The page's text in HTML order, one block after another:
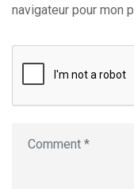
navigateur pour mon